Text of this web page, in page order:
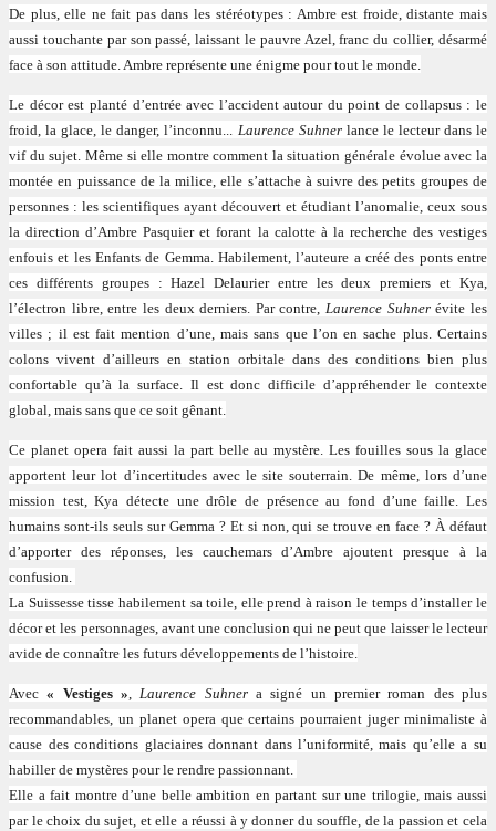
De plus, elle ne fait pas dans les stéréotypes : Ambre est froide, distante mais
aussi touchante par son passé, laissant le pauvre Azel, franc du collier, désarmé
face à son attitude. Ambre représente une énigme pour tout le monde.
Le décor est planté d’entrée avec l’accident autour du point de collapsus : le
froid, la glace, le danger, l’inconnu... Laurence Suhnerlance le lecteur dans le
vif du sujet. Même si elle montre comment la situation générale évolue avec la
montée en puissance de la milice, elle s’attache à suivre des petits groupes de
personnes : les scientifiques ayant découvert et étudiant l’anomalie, ceux sous
la direction d’Ambre Pasquier et forant la calotte à la recherche des vestiges
enfouis et les Enfants de Gemma. Habilement, l’auteure a créé des ponts entre
ces différents groupes : Hazel Delaurier entre les deux premiers et Kya,
l’électron libre, entre les deux derniers. Par contre,Laurence Suhnerévite les
villes ; il est fait mention d’une, mais sans que l’on en sache plus. Certains
colons vivent d’ailleurs en station orbitale dans des conditions bien plus
confortable qu’à la surface. Il est donc difficile d’appréhender le contexte
global, mais sans que ce soit gênant.
Ce planet opera fait aussi la part belle au mystère. Les fouilles sous la glace
apportent leur lot d’incertitudes avec le site souterrain. De même, lors d’une
mission test, Kya détecte une drôle de présence au fond d’une faille. Les
humains sont-ils seuls sur Gemma ? Et si non, qui se trouve en face ? À défaut
d’apporter des réponses, les cauchemars d’Ambre ajoutent presque à la
confusion.
La Suissesse tisse habilement sa toile, elle prend à raison le temps d’installer le
décor et les personnages, avant une conclusion qui ne peut que laisser le lecteur
avide de connaître les futurs développements de l’histoire.
Avec« Vestiges »,Laurence Suhnera signé un premier roman des plus
recommandables, un planet opera que certains pourraient juger minimaliste à
cause des conditions glaciaires donnant dans l’uniformité, mais qu’elle a su
habiller de mystères pour le rendre passionnant.
Elle a fait montre d’une belle ambition en partant sur une trilogie, mais aussi
par le choix du sujet, et elle a réussi à y donner du souffle, de la passion et cela